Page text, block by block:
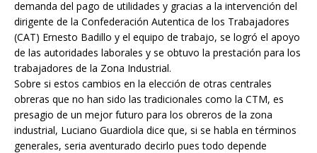
demanda del pago de utilidades y gracias a la intervención del
dirigente de la Confederación Autentica de los Trabajadores
(CAT) Ernesto Badillo y el equipo de trabajo, se logró el apoyo
de las autoridades laborales y se obtuvo la prestación para los
trabajadores de la Zona Industrial.
Sobre si estos cambios en la elección de otras centrales
obreras que no han sido las tradicionales como la CTM, es
presagio de un mejor futuro para los obreros de la zona
industrial, Luciano Guardiola dice que, si se habla en términos
generales, seria aventurado decirlo pues todo depende